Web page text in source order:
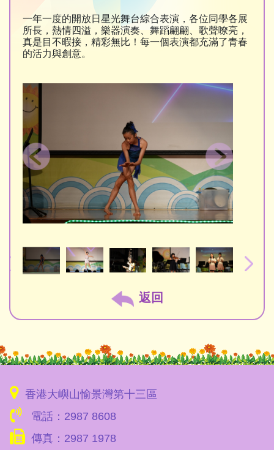
一年一度的開放日星光舞台綜合表演，各位同學各展
所長，熱情四溢，樂器演奏、舞蹈翩翩、歌聲嘹亮，
真是目不暇接，精彩無比！每一個表演都充滿了青春
的活力與創意。
返回
香港大嶼山愉景灣第十三區
電話：2987 8608
傳真：2987 1978